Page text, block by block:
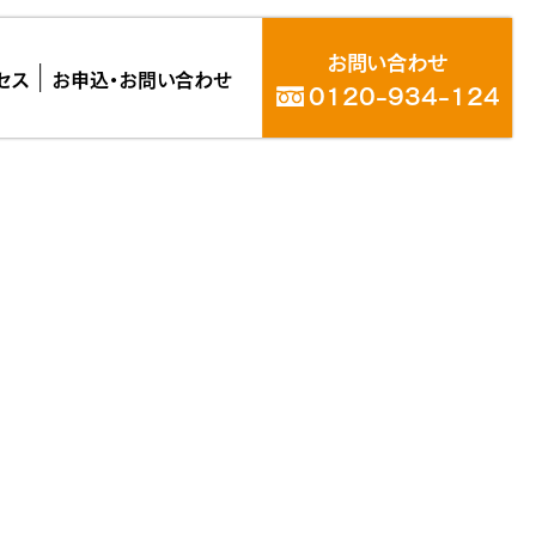
ス お申込・お問い合わせ
お問い合わせ
0120-934-124